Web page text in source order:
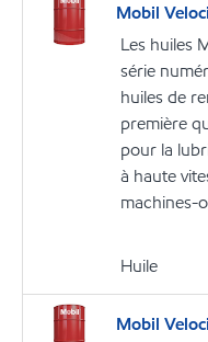
Mobil
Les huiles
série
huiles de
première
pour la
à haute
machines-
Huile
Mobil